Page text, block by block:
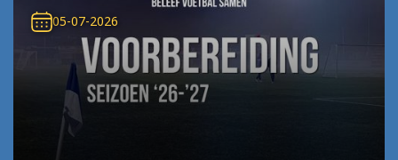
05-07-2026